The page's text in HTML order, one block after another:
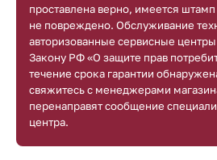
проставлена верно, имеется
не повреждено. Обслуживание
авторизованные сервисные
Закону РФ «О защите прав
течение срока гарантии
свяжитесь с менеджерами
перенаправят сообщение
центра.